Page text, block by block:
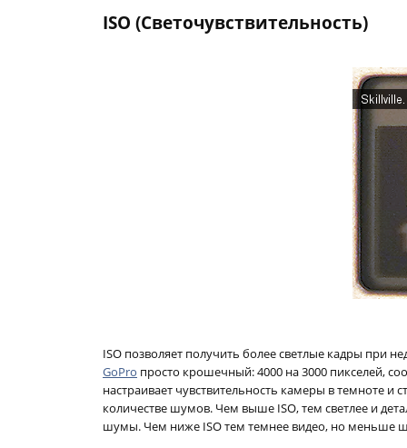
ISO (Светочувствительность)
ISO позволяет получить более светлые кадры при
GoPro просто крошечный: 4000 на 3000 пикселей,
настраивает чувствительность камеры в темноте и
количестве шумов. Чем выше ISO, тем светлее и
шумы. Чем ниже ISO тем темнее видео, но меньше